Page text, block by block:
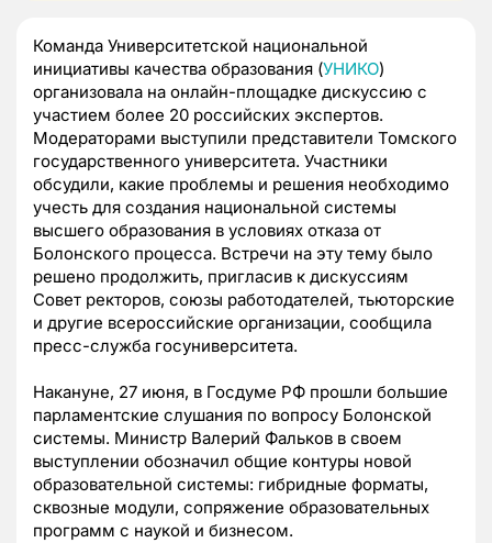
Команда Университетской национальной
инициативы качества образования (УНИКО)
организовала на онлайн-площадке дискуссию с
участием более 20 российских экспертов.
Модераторами выступили представители Томского
государственного университета. Участники
обсудили, какие проблемы и решения необходимо
учесть для создания национальной системы
высшего образования в условиях отказа от
Болонского процесса. Встречи на эту тему было
решено продолжить, пригласив к дискуссиям
Совет ректоров, союзы работодателей, тьюторские
и другие всероссийские организации, сообщила
пресс-служба госуниверситета.
Накануне, 27 июня, в Госдуме РФ прошли большие
парламентские слушания по вопросу Болонской
системы. Министр Валерий Фальков в своем
выступлении обозначил общие контуры новой
образовательной системы: гибридные форматы,
сквозные модули, сопряжение образовательных
программ с наукой и бизнесом.